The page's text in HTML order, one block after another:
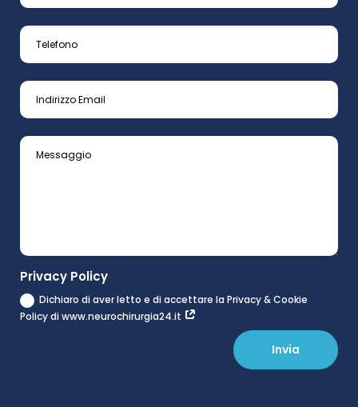
Privacy Policy
Dichiaro di aver letto e di accettare la Privacy & Cookie
Policy di www.neurochirurgia24.it
Invia